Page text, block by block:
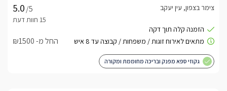
/5
צימר בצפון, עין יעקב
החל מ- ₪1500
גקוזי ספא מפנק ובריכה מחוממת ומקורה